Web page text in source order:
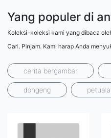
Yang populer di
Koleksi-koleksi kami yang dibaca
Cari. Pinjam. Kami harap Anda
cerita bergambar
dongeng